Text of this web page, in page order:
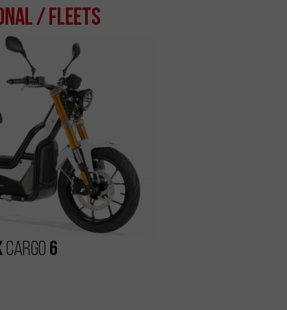
/ Fleets
Cargo 6